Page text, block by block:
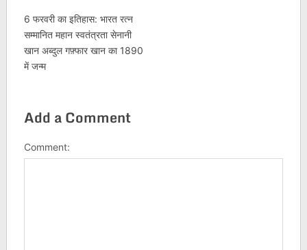
6 फरवरी का इतिहास: भारत रत्न
सम्मानित महान स्वतंत्रता सेनानी
खान अब्दुल गफ़्फार खान का 1890
में जन्म
Add a Comment
Comment: